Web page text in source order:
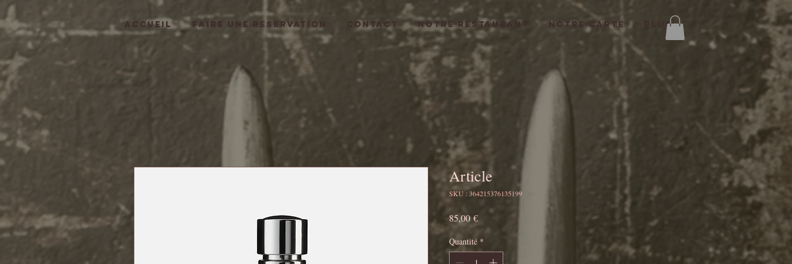
ACCUEIL FAIRE UNE RESERVATION CONTACT NOTRE RESTAURANT NOTRE CARTE Plus
Article
SKU : 364215376135199
85,00 €Prix
Quantité *